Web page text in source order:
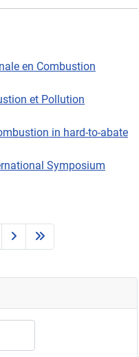
en Combustion
et Pollution
in hard-to-abate
Symposium